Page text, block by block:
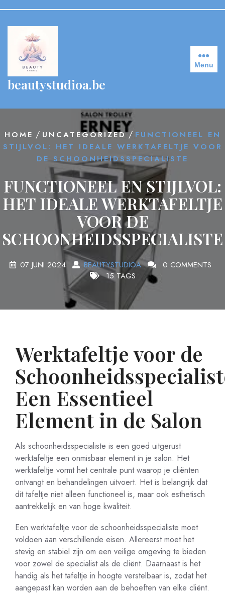
content
beautystudioa.be
Menu
HOME / UNCATEGORIZED/ FUNCTIONEEL EN
STIJLVOL: HET IDEALE WERKTAFELTJE VOOR
DE SCHOONHEIDSSPECIALISTE
FUNCTIONEEL EN STIJLVOL:
HET IDEALE WERKTAFELTJE
VOOR DE
SCHOONHEIDSSPECIALISTE
07 JUNI 2024 BEAUTYSTUDIOA
0 COMMENTS
15 TAGS
Werktafeltje voor de
Een Essentieel
Element in de Salon
Als schoonheidsspecialiste is een goed uitgerust
werktafeltje een onmisbaar element in je salon. Het
werktafeltje vormt het centrale punt waarop je cliënten
ontvangt en behandelingen uitvoert. Het is belangrijk dat
dit tafeltje niet alleen functioneel is, maar ook esthetisch
aantrekkelijk en van hoge kwaliteit.
Een werktafeltje voor de schoonheidsspecialiste moet
voldoen aan verschillende eisen. Allereerst moet het
stevig en stabiel zijn om een veilige omgeving te bieden
voor zowel de specialist als de cliënt. Daarnaast is het
handig als het tafeltje in hoogte verstelbaar is, zodat het
aangepast kan worden aan de behoeften van elke cliënt.